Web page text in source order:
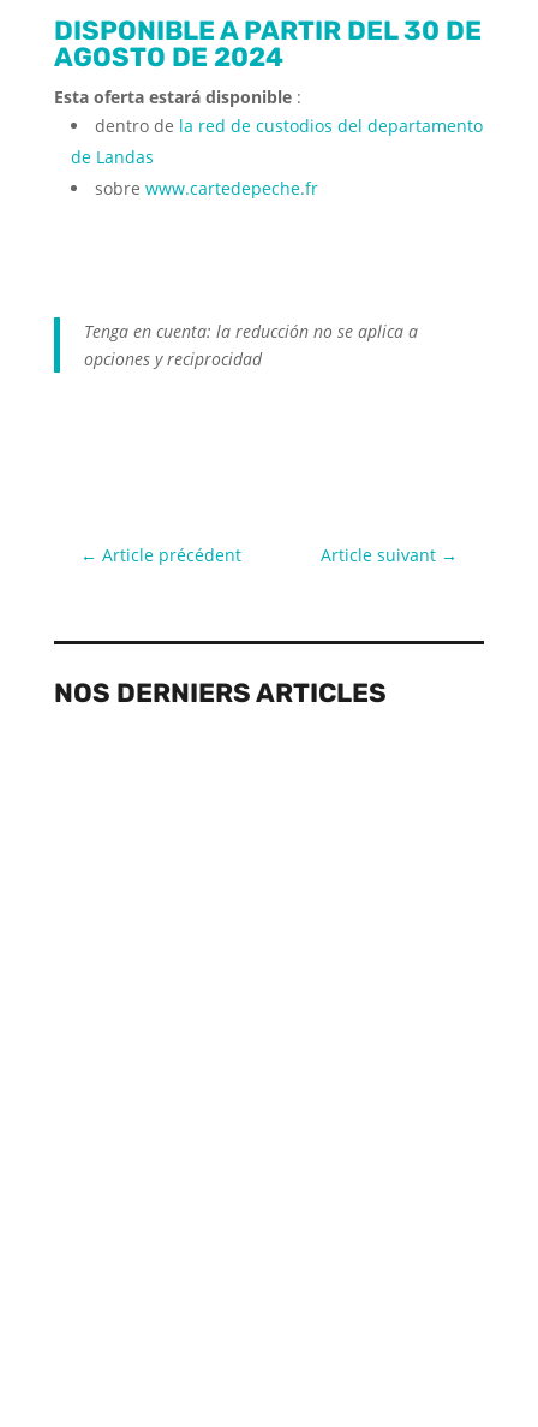
DISPONIBLE A PARTIR DEL 30 DE
AGOSTO DE 2024
Esta oferta estará disponible:
dentro de la red de custodios del departamento
de Landas
sobre www.cartedepeche.fr
Tenga en cuenta: la reducción no se aplica a
opciones y reciprocidad
←Article précédent Article suivant→
NOS DERNIERS ARTICLES